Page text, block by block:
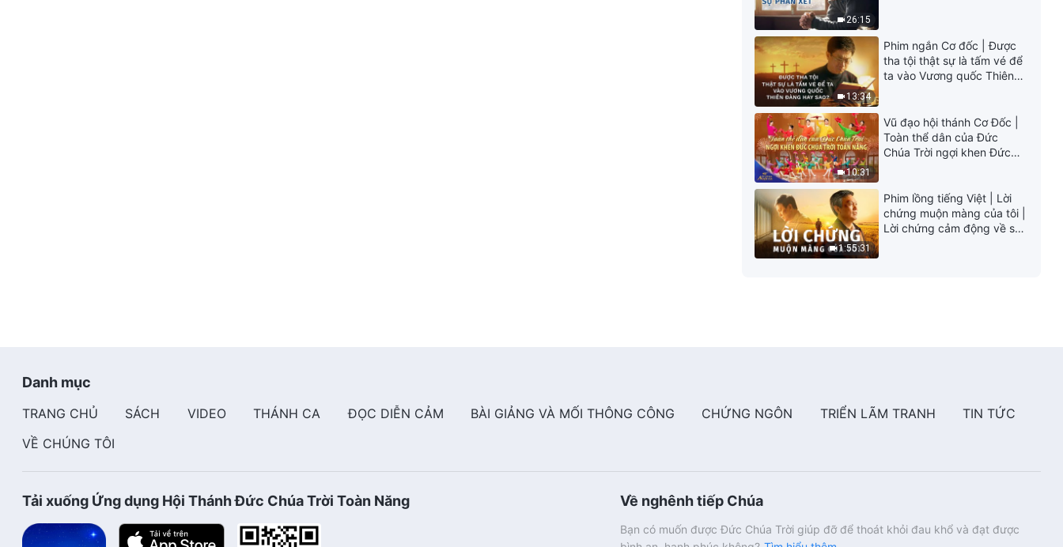
26:15
13:34
Phim ngắn Cơ đốc | Được
tha tội thật sự là tấm vé để
ta vào Vương quốc Thiên
10:31
Vũ đạo hội thánh Cơ Đốc |
Toàn thể dân của Đức
Chúa Trời ngợi khen Đức
1:55:31
Phim lồng tiếng Việt | Lời
chứng muộn màng của tôi |
Lời chứng cảm động về sự
Danh mục
TRANG CHỦ SÁCH VIDEO THÁNH CA ĐỌC DIỄN CẢM BÀI GIẢNG VÀ MỐI THÔNG CÔNG CHỨNG NGÔN TRIỂN LÃM TRANH
TIN TỨC
VỀ CHÚNG TÔI
Tải xuống Ứng dụng Hội Thánh Đức Chúa Trời Toàn Năng Về nghênh tiếp Chúa
Bạn có muốn được Đức Chúa Trời giúp đỡ để thoát khỏi đau khổ và đạt được